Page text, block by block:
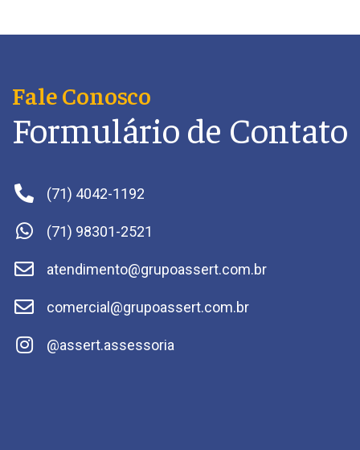
Fale Conosco
Formulário de Contato
(71) 4042-1192
(71) 98301-2521
atendimento@grupoassert.com.br
comercial@grupoassert.com.br
@assert.assessoria